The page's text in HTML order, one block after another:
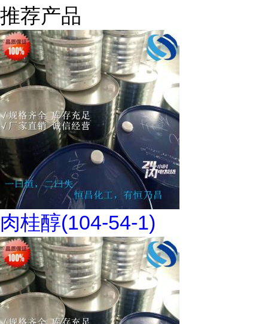
推荐产品
肉桂醇(104-54-1)